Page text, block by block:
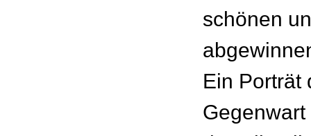
schönen
Ein Porträt